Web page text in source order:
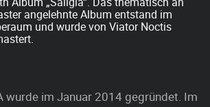
angelehnte Album entstand im
und wurde von Viator Noctis
wurde im Januar 2014 gegründet. Im